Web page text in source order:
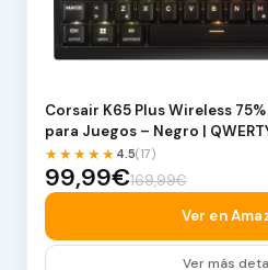
Corsair K65 Plus Wireless
para Juegos – Negro |
★★★★★ 4.5(17)
99,99€169,99€
Ver en
Ver más